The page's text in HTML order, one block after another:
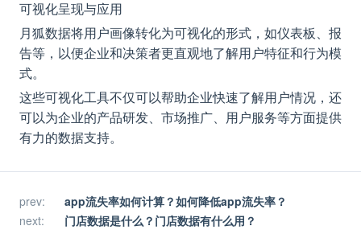
可视化呈现与应用
月狐数据将用户画像转化为可视化的形式，如仪表板、报
告等，以便企业和决策者更直观地了解用户特征和行为模
式。
这些可视化工具不仅可以帮助企业快速了解用户情况，还
可以为企业的产品研发、市场推广、用户服务等方面提供
有力的数据支持。
prev:
app流失率如何计算？如何降低app流失率？
next: 门店数据是什么？门店数据有什么用？